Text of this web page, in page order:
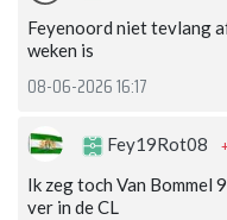
Feyenoord niet tevlang
weken is
08-06-2026 16:17
Fey19Rot08
Ik zeg toch Van Bommel
ver in de CL